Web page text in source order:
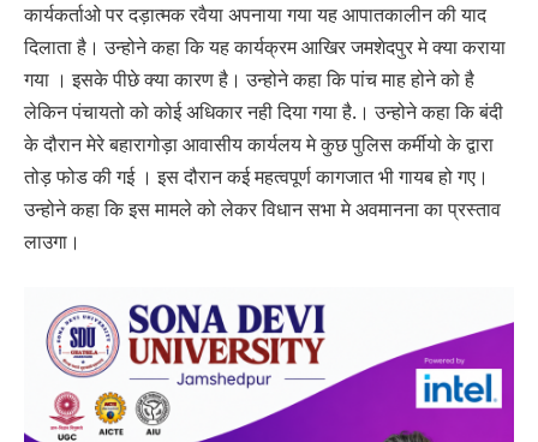
कार्यकर्ताओ पर दड़ात्मक रवैया अपनाया गया यह आपातकालीन की याद
दिलाता है। उन्होने कहा कि यह कार्यक्रम आखिर जमशेदपुर मे क्या कराया
गया । इसके पीछे क्या कारण है। उन्होने कहा कि पांच माह होने को है
लेकिन पंचायतो को कोई अधिकार नही दिया गया है.। उन्होने कहा कि बंदी
के दौरान मेरे बहारागोड़ा आवासीय कार्यलय मे कुछ पुलिस कर्मीयो के द्वारा
तोड़ फोड की गई । इस दौरान कई महत्वपूर्ण कागजात भी गायब हो गए।
उन्होने कहा कि इस मामले को लेकर विधान सभा मे अवमानना का प्रस्ताव
लाउगा।